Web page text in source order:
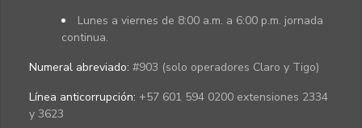
Lunes a viernes de 8:00 a.m. a 6:00 p.m. jornada
continua.
Numeral abreviado: #903 (solo operadores Claro y Tigo)
Línea anticorrupción: +57 601 594 0200 extensiones 2334
y 3623